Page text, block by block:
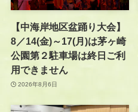
【中海岸地区盆踊り大会】
8／14(金)～17(月)は茅ヶ崎
公園第２駐車場は終日ご利
用できません
2026年8月6日